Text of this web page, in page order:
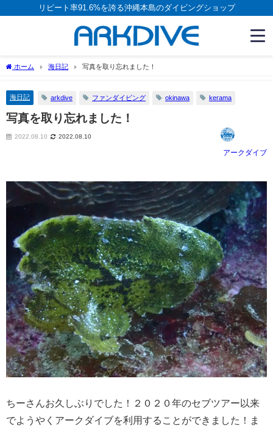
リピート率91.6%を誇る沖縄本島のダイビングショップ
ホーム 海日記 写真を取り忘れました！
海日記 arkdive ファンダイビング okinawa kerama
写真を取り忘れました！
2022.08.10 2022.08.10
アークダイブ
ちーさんお久しぶりでした！２０２０年のセブツアー以来
でようやくアークダイブを利用することができました！ま